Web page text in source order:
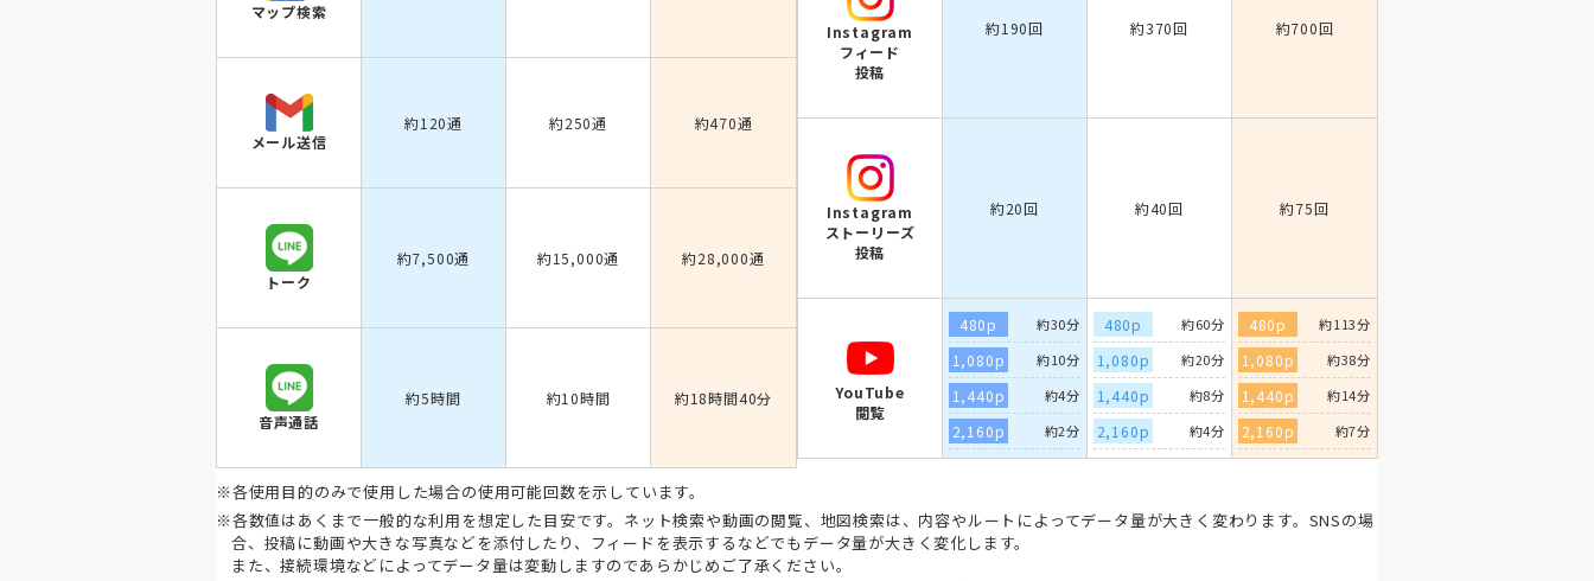
マップ検索
メール送信
約120通 約250通 約470通
トーク
約7,500通 約15,000通 約28,000通
音声通話
約5時間 約10時間 約18時間40分
Instagram
フィード
投稿
約190回 約370回 約700回
Instagram
ストーリーズ
投稿
約20回 約40回 約75回
YouTube
閲覧
480p 約30分
1,080p 約10分
1,440p 約4分
2,160p 約2分
480p 約60分
1,080p 約20分
1,440p 約8分
2,160p 約4分
480p 約113分
1,080p 約38分
1,440p 約14分
2,160p 約7分
※各使用目的のみで使用した場合の使用可能回数を示しています。
※各数値はあくまで一般的な利用を想定した目安です。ネット検索や動画の閲覧、地図検索は、内容やルートによってデータ量が大きく変わります。SNSの場
合、投稿に動画や大きな写真などを添付したり、フィードを表示するなどでもデータ量が大きく変化します。
また、接続環境などによってデータ量は変動しますのであらかじめご了承ください。